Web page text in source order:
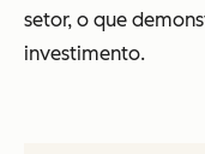
setor, o que
investimento.